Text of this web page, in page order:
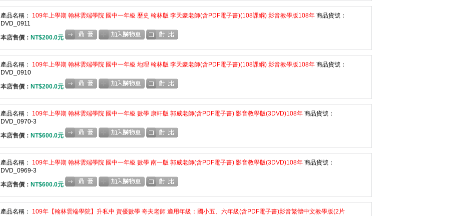
產品名稱： 109年上學期 翰林雲端學院 國中一年級 歷史 翰林版 李天豪老師(含PDF電子書)(108課綱) 影音教學版108年 商品貨號：
DVD_0911
本店售價： NT$200.0元
產品名稱： 109年上學期 翰林雲端學院 國中一年級 地理 翰林版 李天豪老師(含PDF電子書)(108課綱) 影音教學版108年 商品貨號：
DVD_0910
本店售價： NT$200.0元
產品名稱： 109年上學期 翰林雲端學院 國中一年級 數學 康軒版 郭威老師(含PDF電子書) 影音教學版(3DVD)108年 商品貨號：
DVD_0970-3
本店售價： NT$600.0元
產品名稱： 109年上學期 翰林雲端學院 國中一年級 數學 南一版 郭威老師(含PDF電子書) 影音教學版(3DVD)108年 商品貨號：
DVD_0969-3
本店售價： NT$600.0元
產品名稱：
109年【翰林雲端學院】升私中 資優數學 奇夫老師 適用年級：國小五、六年級(含PDF電子書)影音繁體中文教學版(2片